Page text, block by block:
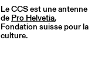
Le CCS est une antenne
de Pro Helvetia,
Fondation suisse pour la
culture.